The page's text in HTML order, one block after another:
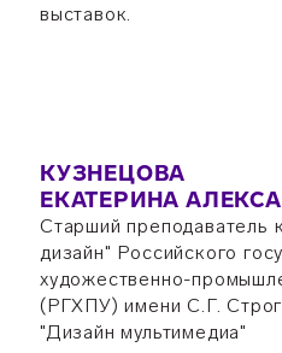
выставок.
КУЗНЕЦОВА
ЕКАТЕРИНА
Старший преподаватель
дизайн" Российского
художественно-
(РГХПУ) имени С.Г.
"Дизайн мультимедиа"